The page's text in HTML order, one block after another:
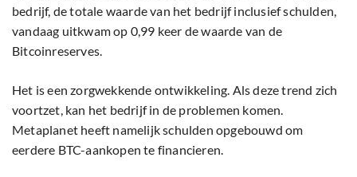
bedrijf, de totale waarde van het bedrijf inclusief schulden,
vandaag uitkwam op 0,99 keer de waarde van de
Bitcoinreserves.
Het is een zorgwekkende ontwikkeling. Als deze trend zich
voortzet, kan het bedrijf in de problemen komen.
Metaplanet heeft namelijk schulden opgebouwd om
eerdere BTC-aankopen te financieren.